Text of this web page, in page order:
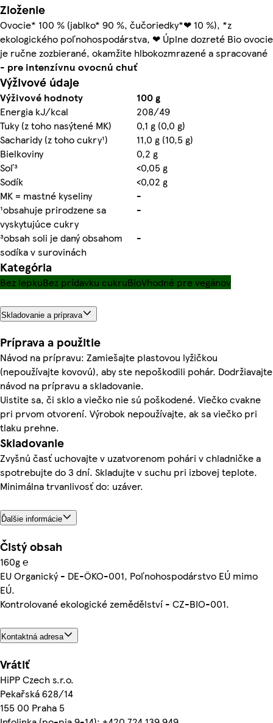
Zloženie
Ovocie* 100 % (jablko* 90 %, čučoriedky*❤ 10 %), *z
ekologického poľnohospodárstva, ❤ Úplne dozreté Bio ovocie
je ručne zozbierané, okamžite hlbokozmrazené a spracované
- pre intenzívnu ovocnú chuť
Výživové údaje
Výživové hodnoty
100 g
Energia kJ/kcal
208/49
Tuky (z toho nasýtené MK)
0,1 g (0,0 g)
Sacharidy (z toho cukry¹)
11,0 g (10,5 g)
Bielkoviny
0,2 g
Soľ³
<0,05 g
Sodík
<0,02 g
MK = mastné kyseliny
-
¹obsahuje prirodzene sa
vyskytujúce cukry
-
³obsah soli je daný obsahom
sodíka v surovinách
-
Kategória
Bez lepkuBez prídavku cukruBioVhodné pre vegánov
Skladovanie a príprava
Príprava a použitie
Návod na prípravu: Zamiešajte plastovou lyžičkou
(nepoužívajte kovovú), aby ste nepoškodili pohár. Dodržiavajte
návod na prípravu a skladovanie.
Uistite sa, či sklo a viečko nie sú poškodené. Viečko cvakne
pri prvom otvorení. Výrobok nepoužívajte, ak sa viečko pri
tlaku prehne.
Skladovanie
Zvyšnú časť uchovajte v uzatvorenom pohári v chladničke a
spotrebujte do 3 dní. Skladujte v suchu pri izbovej teplote.
Minimálna trvanlivosť do: uzáver.
Ďalšie informácie
Čistý obsah
160g ℮
EU Organický - DE-ÖKO-001, Poľnohospodárstvo EÚ mimo
EÚ.
Kontrolované ekologické zemědělství - CZ-BIO-001.
Kontaktná adresa
Vrátiť
HiPP Czech s.r.o.
Pekařská 628/14
155 00 Praha 5